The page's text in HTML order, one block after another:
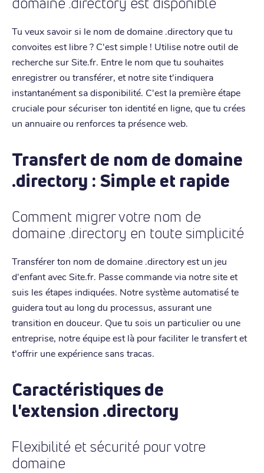
Tu veux savoir si le nom de domaine .directory que tu
convoites est libre ? C'est simple ! Utilise notre outil de
recherche sur Site.fr. Entre le nom que tu souhaites
enregistrer ou transférer, et notre site t'indiquera
instantanément sa disponibilité. C'est la première étape
cruciale pour sécuriser ton identité en ligne, que tu crées
un annuaire ou renforces ta présence web.
Transfert de nom de domaine
.directory : Simple et rapide
Comment migrer votre nom de
domaine .directory en toute simplicité
Transférer ton nom de domaine .directory est un jeu
d'enfant avec Site.fr. Passe commande via notre site et
suis les étapes indiquées. Notre système automatisé te
guidera tout au long du processus, assurant une
transition en douceur. Que tu sois un particulier ou une
entreprise, notre équipe est là pour faciliter le transfert et
t'offrir une expérience sans tracas.
Caractéristiques de
l'extension .directory
Flexibilité et sécurité pour votre
domaine